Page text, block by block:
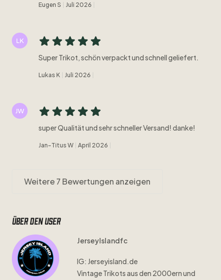
Eugen S Juli 2026
LK
Super Trikot, schön verpackt und schnell geliefert.
Lukas K Juli 2026
JW
super Qualität und sehr schneller Versand! danke!
Jan-Titus W April 2026
Weitere 7 Bewertungen anzeigen
Über den user
JerseyIslandfc
IG: Jerseyisland.de
VintageTrikotsausden 2000ernund